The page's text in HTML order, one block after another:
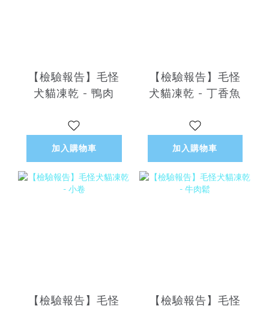
【檢驗報告】毛怪
犬貓凍乾 - 鴨肉
加入購物車
【檢驗報告】毛怪
犬貓凍乾 - 丁香魚
加入購物車
【檢驗報告】毛怪 【檢驗報告】毛怪